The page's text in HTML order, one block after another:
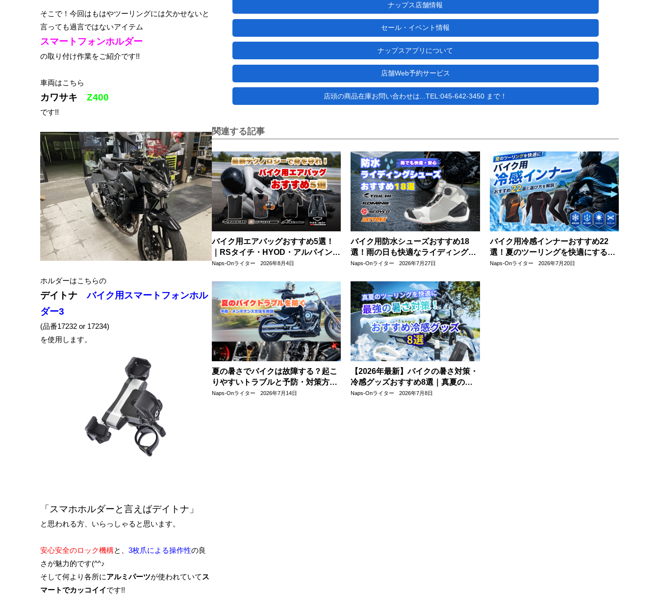
そこで！今回はもはやツーリングには欠かせないと
言っても過言ではないアイテム
スマートフォンホルダー
の取り付け作業をご紹介です!!
車両はこちら
カワサキ Z400
です!!
ホルダーはこちらの
デイトナバイク用スマートフォンホル
ダー3
(品番17232 or 17234)
を使用します。
「スマホホルダーと言えばデイトナ」
と思われる方、いらっしゃると思います。
安心安全のロック機構と、 3枚爪による操作性の良
さが魅力的です(^^♪
そして何より各所にアルミパーツが使われていて ス
マートでカッコイイです!!
ナップス店舗情報
セール・イベント情報
ナップスアプリについて
店舗Web予約サービス
店頭の商品在庫お問い合わせは...TEL:045-642-3450 まで！
関連する記事
バイク用エアバッグおすすめ5選！
｜RSタイチ・HYOD・アルパインス
ターズ・hit-airを比較
Naps-Onライター 2026年8月4日
バイク用防水シューズおすすめ18
選！雨の日も快適なライディングを
実現
Naps-Onライター 2026年7月27日
バイク用冷感インナーおすすめ22
選！夏のツーリングを快適にする選
び方も解説
Naps-Onライター 2026年7月20日
夏の暑さでバイクは故障する？起こ
りやすいトラブルと予防・対策方法
を解説
Naps-Onライター 2026年7月14日
【2026年最新】バイクの暑さ対策・
冷感グッズおすすめ8選｜真夏のツ
ーリングを快適にする人気アイテム
Naps-Onライター 2026年7月8日